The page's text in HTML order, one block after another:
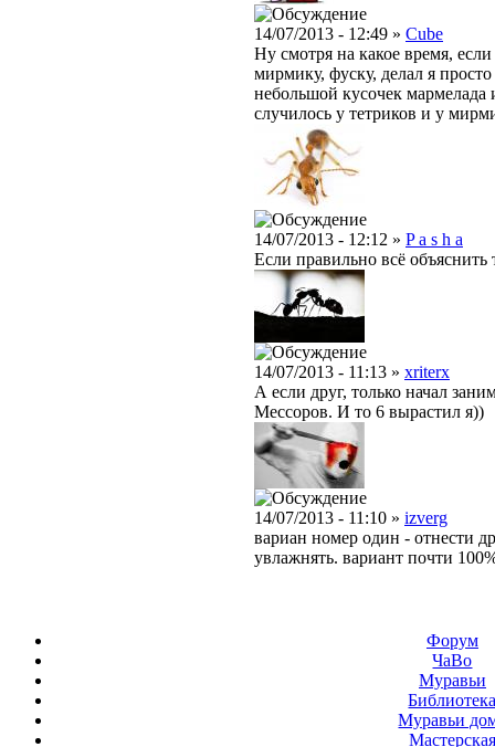
14/07/2013 - 12:49 » Cube
Ну смотря на какое время,
мирмику, фуску, делал я
небольшой кусочек мармелада
случилось у тетриков и у
14/07/2013 - 12:12 » P a s h a
Если правильно всё
14/07/2013 - 11:13 » xriterx
А если друг, только начал
Мессоров. И то 6 вырастил я))
14/07/2013 - 11:10 » izverg
вариан номер один - отнести
увлажнять. вариант почти
Форум
ЧаВо
Муравьи
Муравьи
Мастерская